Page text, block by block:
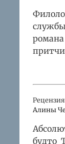
Алины
будто